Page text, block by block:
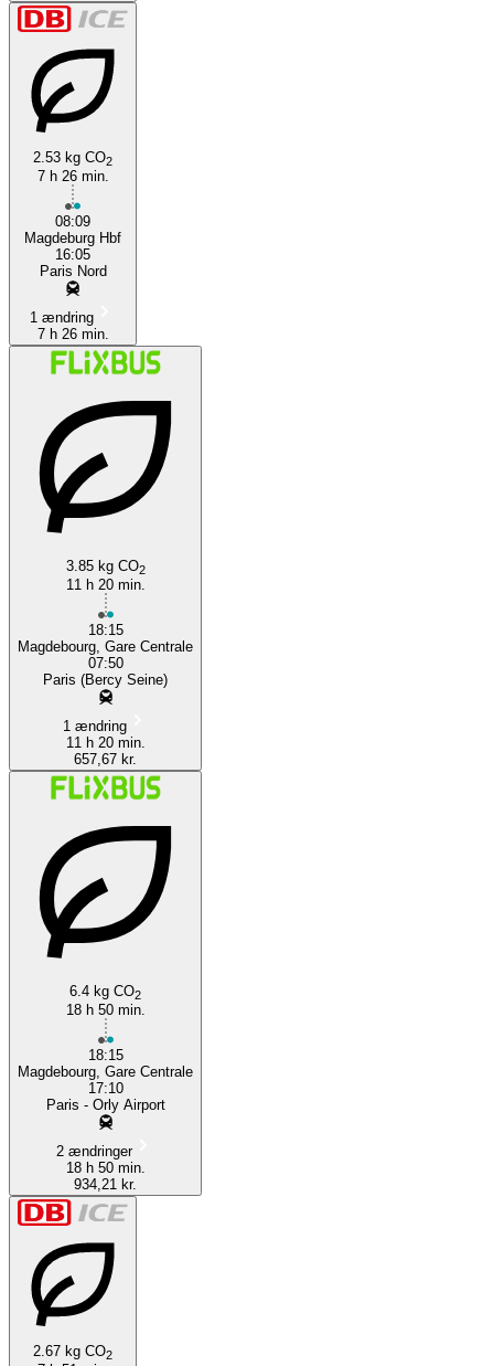
2.53 kg CO2
7 h 26 min.
08:09
Magdeburg Hbf
16:05
Paris Nord
1 ændring
7 h 26 min.
3.85 kg CO2
11 h 20 min.
18:15
Magdebourg, Gare Centrale
07:50
Paris (Bercy Seine)
1 ændring
11 h 20 min.
657,67 kr.
6.4 kg CO2
18 h 50 min.
18:15
Magdebourg, Gare Centrale
17:10
Paris - Orly Airport
2 ændringer
18 h 50 min.
934,21 kr.
2.67 kg CO2